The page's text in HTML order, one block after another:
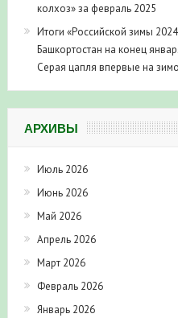
колхоз» за февраль 2025
Итоги «Российской зимы
Башкортостан на конец
Серая цапля впервые на
АРХИВЫ
Июль 2026
Июнь 2026
Май 2026
Апрель 2026
Март 2026
Февраль 2026
Январь 2026